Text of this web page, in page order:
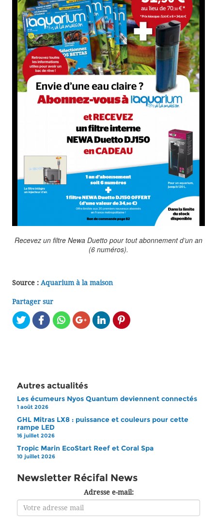
Recevez un filtre Newa Duetto pour tout abonnement d’un an
(6 numéros).
Source : Aquarium à la maison
Partager sur
Autres actualités
Les écumeurs Nyos Quantum deviennent connectés
1 août 2026
GHL Mitras LX8 : puissance et couleurs pour cette
rampe LED
16 juillet 2026
Tropic Marin EcoStart Reef et Coral Spa
10 juillet 2026
Newsletter Récifal News
Adresse e-mail: